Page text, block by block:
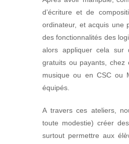
d’écriture et de
ordinateur, et acquis une
des fonctionnalités des
alors appliquer cela sur
gratuits ou payants, chez
musique ou en CSC ou
équipés.
A travers ces ateliers,
toute modestie) créer
surtout permettre aux